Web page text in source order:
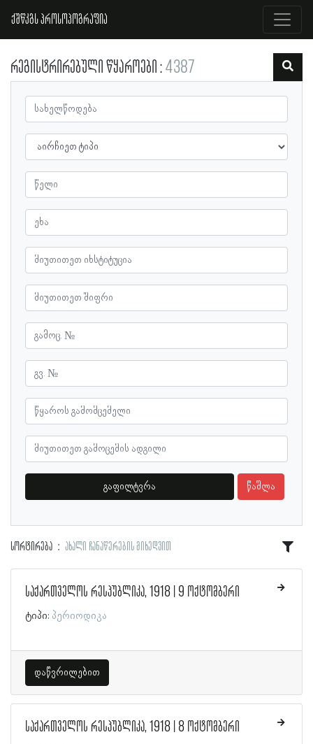
ქშწკგს პროსოპოგრაფია
რეგისტრირებული წყაროები 4387
გაფილტვრა წაშლა
სორტირება ახალი ჩანაწერების მიხედვით
საქართველოს რესპუბლიკა, 1918 | 9 ოქტომბერი
ტიპი: პერიოდიკა
დაწვრილებით
საქართველოს რესპუბლიკა, 1918 | 8 ოქტომბერი